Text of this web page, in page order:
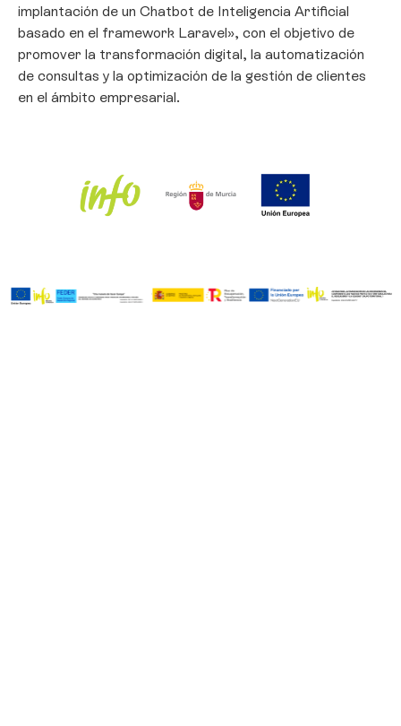
implantación de un Chatbot de Inteligencia Artificial
basado en el framework Laravel», con el objetivo de
promover la transformación digital, la automatización
de consultas y la optimización de la gestión de clientes
en el ámbito empresarial.